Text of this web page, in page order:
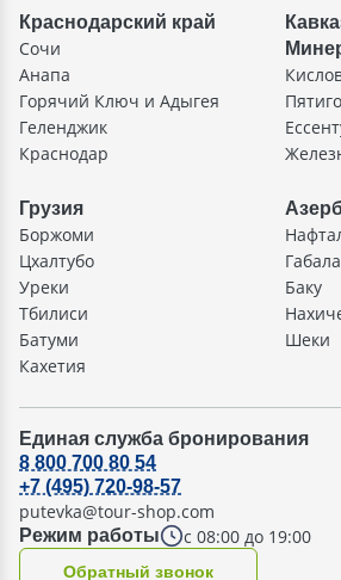
Краснодарский край
Сочи
Анапа
Горячий Ключ и Адыгея
Геленджик
Краснодар
Грузия
Боржоми
Цхалтубо
Уреки
Тбилиси
Батуми
Кахетия
Габала
Баку
Шеки
Единая служба бронирования
Режим работы с 08:00 до 19:00
8 800 700 80 54
+7 (495) 720-98-57
putevka@tour-shop.com
Oбратный звонок